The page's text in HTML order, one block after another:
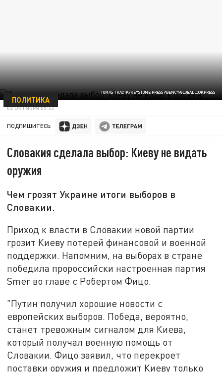
TOMAS TKACIK/KEYSTONE PRESS AGENCY/GLOBALLOOKPRESS
ПОЛИТИКА
02 ОКТЯБРЯ 05:22
ПОДПИШИТЕСЬ:
Словакия сделала выбор: Киеву не видать
оружия
Чем грозят Украине итоги выборов в
Словакии.
Приход к власти в Словакии новой партии
грозит Киеву потерей финансовой и военной
поддержки. Напомним, на выборах в стране
победила пророссийски настроенная партия
Smer во главе с Робертом Фицо.
"Путин получил хорошие новости с
европейских выборов. Победа, вероятно,
станет тревожным сигналом для Киева,
который получал военную помощь от
Словакии. Фицо заявил, что перекроет
поставки оружия и предложит Киеву только